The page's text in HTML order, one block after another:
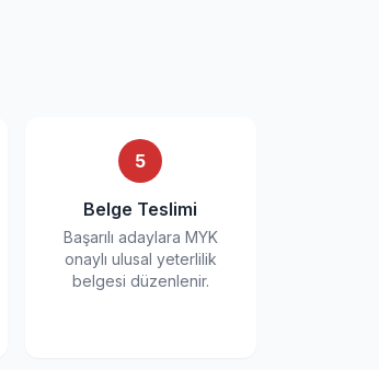
5
Belge Teslimi
Başarılı adaylara MYK
onaylı ulusal yeterlilik
belgesi düzenlenir.